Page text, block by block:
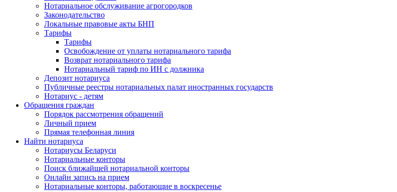
Нотариальное обслуживание агрогородков
Законодательство
Локальные правовые акты БНП
Тарифы
Тарифы
Освобождение от уплаты нотариального тарифа
Возврат нотариального тарифа
Нотариальный тариф по ИН с должника
Депозит нотариуса
Публичные реестры нотариальных палат иностранных государств
Нотариус - детям
Обращения граждан
Порядок рассмотрения обращений
Личный прием
Прямая телефонная линия
Найти нотариуса
Нотариусы Беларуси
Нотариальные конторы
Поиск ближайшей нотариальной конторы
Онлайн запись на прием
Нотариальные конторы, работающие в воскресенье